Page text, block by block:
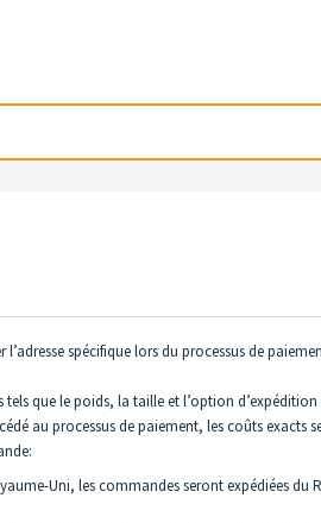
spécifique lors du processus de
que le poids, la taille et l’option
au processus de paiement, les coûts exacts
Uni, les commandes seront expédiées